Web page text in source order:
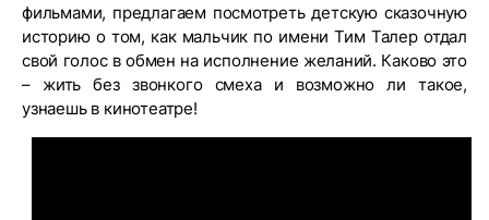
фильмами, предлагаем посмотреть детскую сказочную
историю о том, как мальчик по имени Тим Талер отдал
свой голос в обмен на исполнение желаний. Каково это
– жить без звонкого смеха и возможно ли такое,
узнаешь в кинотеатре!